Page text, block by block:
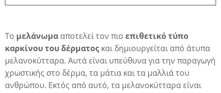
Το μελάνωμα αποτελεί τον πιο επιθετικό τύπο
καρκίνου του δέρματος και δημιουργείται από άτυπα
μελανοκύτταρα. Αυτά είναι υπεύθυνα για την παραγωγή
χρωστικής στο δέρμα, τα μάτια και τα μαλλιά του
ανθρώπου. Εκτός από αυτό, τα μελανοκύτταρα είναι